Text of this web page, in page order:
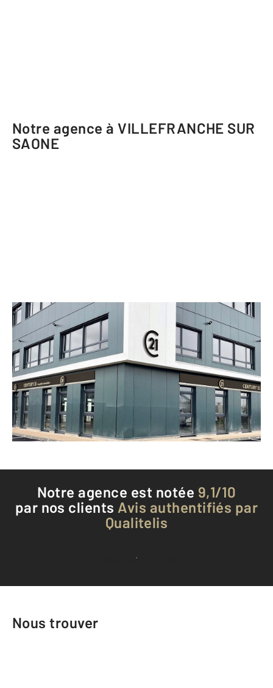
Notre agence à VILLEFRANCHE SUR
SAONE
CENTURY 21 Coquillat Immobilier
355 rue Gabriel Voisin
VILLEFRANCHE SUR SAONE - 69400
Envoyer un message
Téléphoner à l'agence
Notre agence est notée 9,1/10
par nos clients Avis authentifiés par
Qualitelis
Voir tous les avis clients
Nous trouver